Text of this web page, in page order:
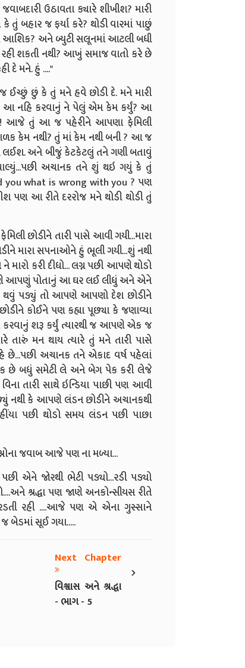
ઉઠાવતા ક્યારે શીખીશ? મારી
બહાર જ ફર્યા કરે? થોડી વારમાં પાછું
આશિક? અને બ્યુટી સલૂનમાં આટલી બધી
રહી શકતી નથી? આખું સમાજ વાતો કરે છે
દે મને. હું ...."
છું કે તું મને હવે છોડી દે. મને મારી
આ નહિ કરવાનું ને પેલું એમ કેમ કર્યું? આ
આજે તું આ જ પહેરીને આપણા ફેમિલી
કેમ નથી? તું માં કેમ નથી બની ? આ જ
લઈશ. અને બીજું કેટકેટલું તને ગણી બતાવું
અચાનક તને શું થઇ ગયું કે તું
what is wrong with you ? પણ
પણ આ રીતે દરરોજ મને થોડી થોડી તું
છોડીને તારી પાસે આવી ગયી...મારા
મારા સપનાઓને હું ભૂલી ગયી...શું નથી
કરી દીધો... લગ્ન પછી આપણે થોડો
આપણું પોતાનું આ ઘર લઈ લીધું અને એને
થવું પડ્યું તો આપણે આપણો દેશ છોડીને
કોઈને પણ કહ્યા પૂછ્યા કે જણાવ્યા
કરવાનું શરૂ કર્યું ત્યારથી જ આપણે એક જ
તારું મન થાય ત્યારે તું મને તારી પાસે
છે...પછી અચાનક તને એકાદ વર્ષ પહેલાં
છે બધું સમેટી લે અને બેગ પેક કરી લેજે
તારી સાથે ઇન્ડિયા પાછી પણ આવી
નથી કે આપણે લંડન છોડીને અચાનકથી
પછી થોડો સમય લંડન પછી પાછા
જવાબ આજે પણ ના મળ્યા...
એને જોરથી ભેટી પડ્યો...રડી પડ્યો
શ્રદ્ધા પણ જાણે અનકોન્સીયસ રીતે
રડતી રહી ....આજે પણ એ એના ગુસ્સાને
બેડમાં સૂઈ ગયા.....
›
Next Chapter
વિશ્વાસ અને શ્રદ્ધા
- ભાગ - 5